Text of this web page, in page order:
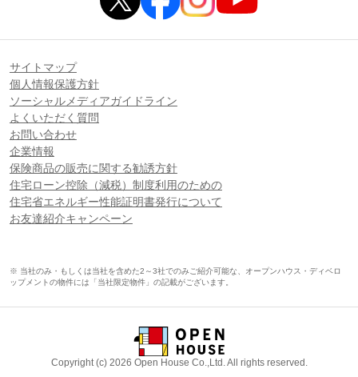
サイトマップ
個人情報保護方針
ソーシャルメディアガイドライン
よくいただく質問
お問い合わせ
企業情報
保険商品の販売に関する勧誘方針
住宅ローン控除（減税）制度利用のための
住宅省エネルギー性能証明書発行について
お友達紹介キャンペーン
※ 当社のみ・もしくは当社を含めた2～3社でのみご紹介可能な、オープンハウス・ディベロ
ップメントの物件には「当社限定物件」の記載がございます。
Copyright (c) 2026 Open House Co.,Ltd. All rights reserved.